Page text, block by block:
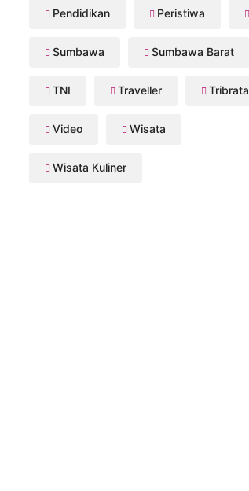
Pendidikan Peristiwa
Sumbawa Sumbawa Barat
TNI Traveller Tribrata
Video Wisata
Wisata Kuliner